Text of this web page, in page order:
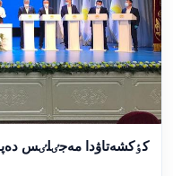
كٶكشەتاۋدا مەجٸلٸس